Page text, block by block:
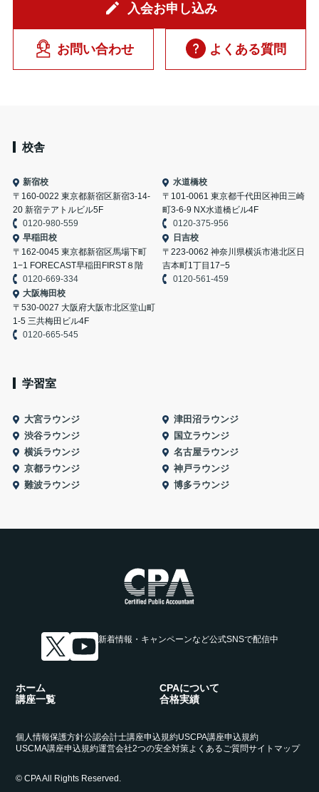
入会お申し込み
お問い合わせ よくある質問
校舎
新宿校
〒160-0022 東京都新宿区新宿3-14-
20 新宿テアトルビル5F
0120-980-559
水道橋校
〒101-0061 東京都千代田区神田三崎
町3-6-9 NX水道橋ビル4F
0120-375-956
早稲田校
〒162-0045 東京都新宿区馬場下町
1−1 FORECAST早稲田FIRST８階
0120-669-334
日吉校
〒223-0062 神奈川県横浜市港北区日
吉本町1丁目17−5
0120-561-459
大阪梅田校
〒530-0027 大阪府大阪市北区堂山町
1-5 三共梅田ビル4F
0120-665-545
学習室
大宮ラウンジ
津田沼ラウンジ
渋谷ラウンジ
国立ラウンジ
横浜ラウンジ
名古屋ラウンジ
京都ラウンジ
神戸ラウンジ
難波ラウンジ
博多ラウンジ
新着情報・キャンペーンなど公式SNSで配信中
ホーム
CPAについて
講座一覧
合格実績
個人情報保護方針公認会計士講座申込規約USCPA講座申込規約
USCMA講座申込規約運営会社2つの安全対策よくあるご質問サイトマップ
© CPA All Rights Reserved.